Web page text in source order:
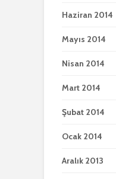
Haziran 2014
Mayıs 2014
Nisan 2014
Mart 2014
Şubat 2014
Ocak 2014
Aralık 2013